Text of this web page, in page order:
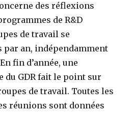
des réflexions
de R&D
de travail se
par an, indépendamment
fin d’année, une
du GDR fait le point sur
de travail. Toutes les
réunions sont données